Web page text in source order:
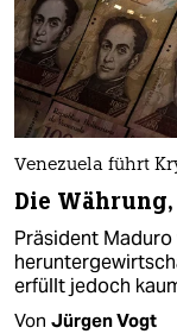
Venezuela führt
Die
Präsident
erfüllt jedoch
Von Jürgen Vogt